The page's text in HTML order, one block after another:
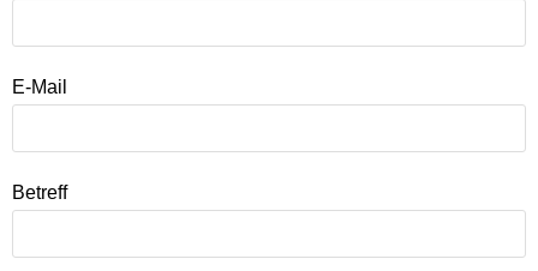
E-Mail
Betreff